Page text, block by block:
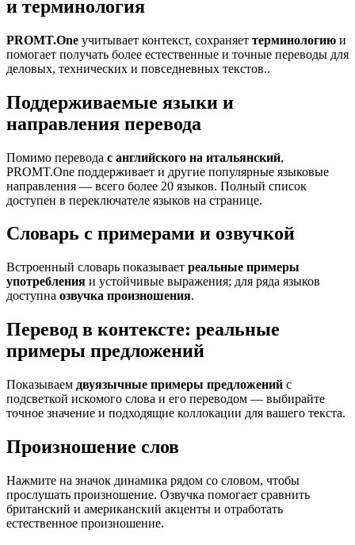
и терминология
PROMT.One учитывает контекст, сохраняет терминологию и
помогает получать более естественные и точные переводы для
деловых, технических и повседневных текстов..
Поддерживаемые языки и
направления перевода
Помимо перевода с английского на итальянский,
PROMT.One поддерживает и другие популярные языковые
направления — всего более 20 языков. Полный список
доступен в переключателе языков на странице.
Словарь с примерами и озвучкой
Встроенный словарь показывает реальные примеры
употребления и устойчивые выражения; для ряда языков
доступна озвучка произношения.
Перевод в контексте: реальные
примеры предложений
Показываем двуязычные примеры предложений с
подсветкой искомого слова и его переводом — выбирайте
точное значение и подходящие коллокации для вашего текста.
Произношение слов
Нажмите на значок динамика рядом со словом, чтобы
прослушать произношение. Озвучка помогает сравнить
британский и американский акценты и отработать
естественное произношение.